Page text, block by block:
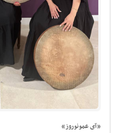
«آی عمونوروز»